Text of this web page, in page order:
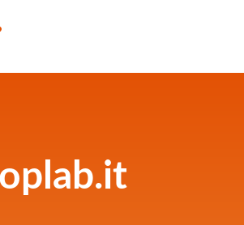
oplab.it